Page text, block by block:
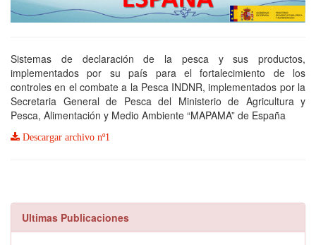
Sistemas de declaración de la pesca y sus productos,
implementados por su país para el fortalecimiento de los
controles en el combate a la Pesca INDNR, implementados por la
Secretaria General de Pesca del Ministerio de Agricultura y
Pesca, Alimentación y Medio Ambiente “MAPAMA” de España
Descargar archivo nº1
Ultimas Publicaciones